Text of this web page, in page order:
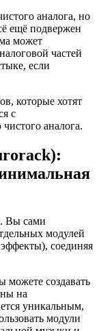
аналога, но
ещё подвержен
может
частей
если
которые хотят
с
аналога.
Вы сами
модулей
соединяя
можете создавать
на
уникальным,
модули